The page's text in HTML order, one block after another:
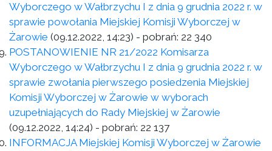
Wyborczego w Wałbrzychu I z dnia 9 grudnia 2022 r. w
sprawie powołania Miejskiej Komisji Wyborczej w
Żarowie (09.12.2022, 14:23) - pobrań: 22 340
POSTANOWIENIE NR 21/2022 Komisarza
Wyborczego w Wałbrzychu I z dnia 9 grudnia 2022 r. w
sprawie zwołania pierwszego posiedzenia Miejskiej
Komisji Wyborczej w Żarowie w wyborach
uzupełniających do Rady Miejskiej w Żarowie
(09.12.2022, 14:24) - pobrań: 22 137
INFORMACJA Miejskiej Komisji Wyborczej w Żarowie